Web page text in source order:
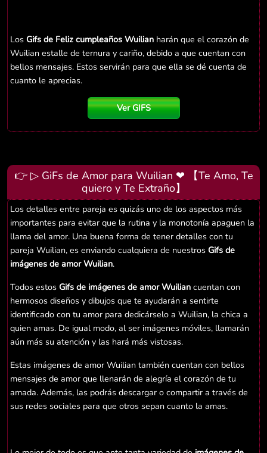
Los Gifs de Feliz cumpleaños Wuilian harán que el corazón de
Wuilian estalle de ternura y cariño, debido a que cuentan con
bellos mensajes. Estos servirán para que ella se dé cuenta de
cuanto le aprecias.
Ver GIFS
👉 ▷ GiFs de Amor para Wuilian ❤ 【Te Amo, Te
quiero y Te Extraño】
Los detalles entre pareja es quizás uno de los aspectos más
importantes para evitar que la rutina y la monotonía apaguen la
llama del amor. Una buena forma de tener detalles con tu
pareja Wuilian, es enviando cualquiera de nuestros Gifs de
imágenes de amor Wuilian.
Todos estos Gifs de imágenes de amor Wuilian cuentan con
hermosos diseños y dibujos que te ayudarán a sentirte
identificado con tu amor para dedicárselo a Wuilian, la chica a
quien amas. De igual modo, al ser imágenes móviles, llamarán
aún más su atención y las hará más vistosas.
Estas imágenes de amor Wuilian también cuentan con bellos
mensajes de amor que llenarán de alegría el corazón de tu
amada. Además, las podrás descargar o compartir a través de
sus redes sociales para que otros sepan cuanto la amas.